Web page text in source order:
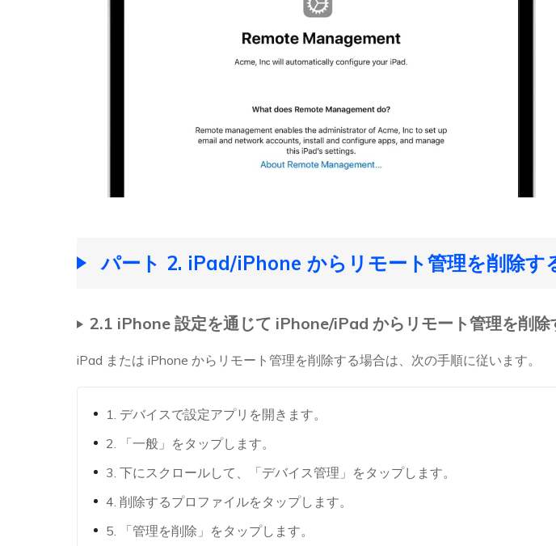
パート 2. iPad/iPhone からリモート管理を削除す
2.1 iPhone 設定を通じて iPhone/iPad からリモート管理を削除
iPad または iPhone からリモート管理を削除する場合は、次の手順に従います。
1. デバイスで設定アプリを開きます。
2. 「一般」をタップします。
3. 下にスクロールして、「デバイス管理」をタップします。
4. 削除するプロファイルをタップします。
5. 「管理を削除」をタップします。